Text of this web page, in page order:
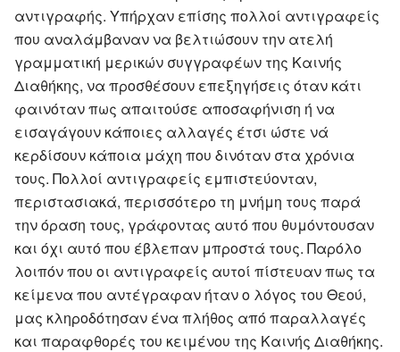
αντιγραφής. Υπήρχαν επίσης πολλοί αντιγραφείς
που αναλάμβαναν να βελτιώσουν την ατελή
γραμματική μερικών συγγραφέων της Καινής
Διαθήκης, να προσθέσουν επεξηγήσεις όταν κάτι
φαινόταν πως απαιτούσε αποσαφήνιση ή να
εισαγάγουν κάποιες αλλαγές έτσι ώστε νά
κερδίσουν κάποια μάχη που δινόταν στα χρόνια
τους. Πολλοί αντιγραφείς εμπιστεύονταν,
περιστασιακά, περισσότερο τη μνήμη τους παρά
την όραση τους, γράφοντας αυτό που θυμόντουσαν
και όχι αυτό που έβλεπαν μπροστά τους. Παρόλο
λοιπόν που οι αντιγραφείς αυτοί πίστευαν πως τα
κείμενα που αντέγραφαν ήταν ο λόγος του Θεού,
μας κληροδότησαν ένα πλήθος από παραλλαγές
και παραφθορές του κειμένου της Καινής Διαθήκης.